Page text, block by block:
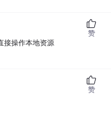
接操作本地资源
赞
赞